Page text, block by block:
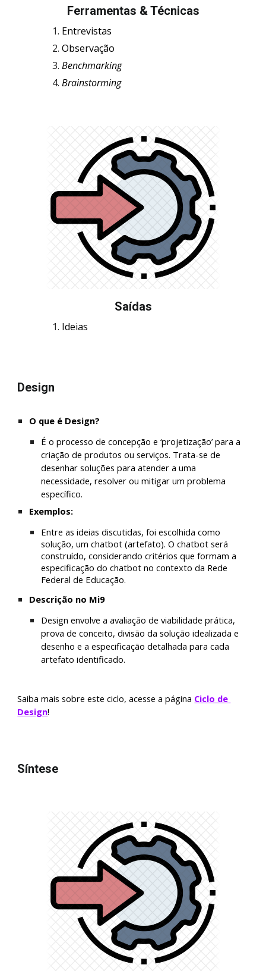
Ferramentas & Técnicas
Entrevistas
Observação
Benchmarking
Brainstorming
Saídas
Ideias
Design
O que é Design?
É o processo de concepção e ‘projetização’ para a
criação de produtos ou serviços. Trata-se de
desenhar soluções para atender a uma
necessidade, resolver ou mitigar um problema
específico.
Exemplos:
Entre as ideias discutidas, foi escolhida como
solução, um chatbot (artefato). O chatbot será
construído, considerando critérios que formam a
especificação do chatbot no contexto da Rede
Federal de Educação.
Descrição no Mi9
Design envolve a avaliação de viabilidade prática,
prova de conceito, divisão da solução idealizada e
desenho e a especificação detalhada para cada
artefato identificado.
Saiba mais sobre este ciclo, acesse a página Ciclo de
Design!
Síntese